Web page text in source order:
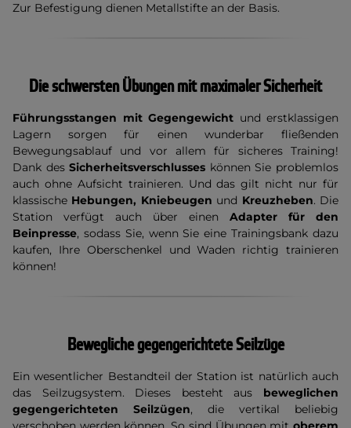
Zur Befestigung dienen Metallstifte an der Basis.
Die schwersten Übungen mit maximaler Sicherheit
Führungsstangen mit Gegengewicht und erstklassigen
Lagern sorgen für einen wunderbar fließenden
Bewegungsablauf und vor allem für sicheres Training!
Dank desSicherheitsverschlusses können Sie problemlos
auch ohne Aufsicht trainieren. Und das gilt nicht nur für
klassische Hebungen, Kniebeugen und Kreuzheben. Die
Station verfügt auch über einen Adapter für den
Beinpresse, sodass Sie, wenn Sie eine Trainingsbank dazu
kaufen, Ihre Oberschenkel und Waden richtig trainieren
können!
Bewegliche gegengerichtete Seilzüge
Ein wesentlicher Bestandteil der Station ist natürlich auch
das Seilzugsystem. Dieses besteht aus beweglichen
gegengerichteten Seilzügen, die vertikal beliebig